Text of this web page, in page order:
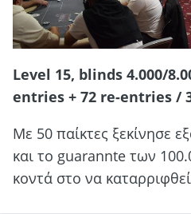
Level 15, blinds 4.000/
entries + 72 re-entries /
Mε 50 παίκτες ξεκίνησε
και το guarannte των
κοντά στο να